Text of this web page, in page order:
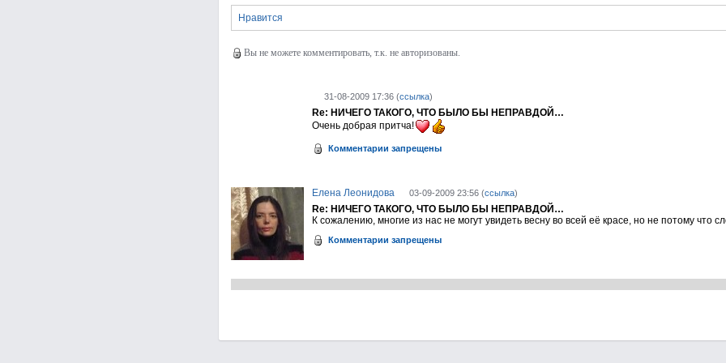
Нравится
Вы не можете комментировать, т.к. не авторизованы.
31-08-2009 17:36 (ссылка)
Re: НИЧЕГО ТАКОГО, ЧТО БЫЛО БЫ НЕПРАВДОЙ…
Очень добрая притча!
Комментарии запрещены
Елена Леонидова 03-09-2009 23:56 (ссылка)
Re: НИЧЕГО ТАКОГО, ЧТО БЫЛО БЫ НЕПРАВДОЙ…
К сожалению, многие из нас не могут увидеть весну во всей её красе, но не потому что
Комментарии запрещены